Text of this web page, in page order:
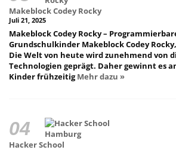
Makeblock Codey Rocky
Juli 21, 2025
Makeblock Codey Rocky –
Grundschulkinder Makeblock Codey
Die Welt von heute wird zunehmend von
Technologien geprägt. Daher gewinnt es
Kinder frühzeitigMehr dazu »
Hacker School